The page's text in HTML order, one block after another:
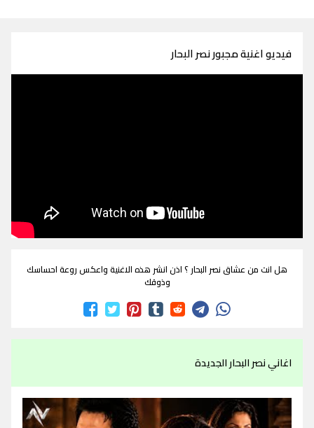
فيديو اغنية مجبور نصر البحار
هل انت من عشاق نصر البحار ؟ اذن انشر هذه الاغنية واعكس روعة احساسك
وذوقك
اغاني نصر البحار الجديدة